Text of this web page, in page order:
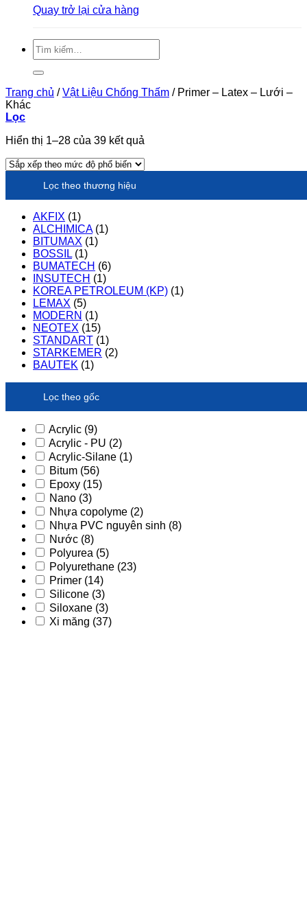
Quay trở lại cửa hàng
Tìm
kiếm:
Trang chủ / Vật Liệu Chống Thấm /Primer – Latex – Lưới –
Khác
Lọc
Hiển thị 1–28 của 39 kết quả
hạng
Lọc theo thương hiệu
AKFIX (1)
ALCHIMICA (1)
BITUMAX (1)
BOSSIL (1)
BUMATECH (6)
INSUTECH (1)
KOREA PETROLEUM (KP) (1)
LEMAX (5)
MODERN (1)
NEOTEX (15)
STANDART (1)
STARKEMER (2)
BAUTEK (1)
Lọc theo gốc
Acrylic (9)
Acrylic - PU (2)
Acrylic-Silane (1)
Bitum (56)
Epoxy (15)
Nano (3)
Nhựa copolyme (2)
Nhựa PVC nguyên sinh (8)
Nước (8)
Polyurea (5)
Polyurethane (23)
Primer (14)
Silicone (3)
Siloxane (3)
Xi măng (37)